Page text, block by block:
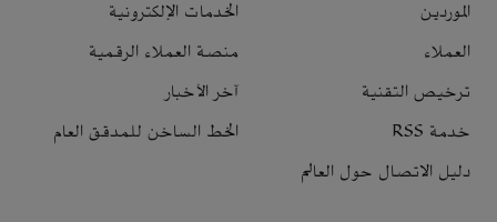
الموردين
الخدمات الإلكترونية
العملاء
منصة العملاء الرقمية
ترخيص التقنية
آخر الأخبار
خدمة RSS
الخط الساخن للمدقق العام
دليل الاتصال حول العالم